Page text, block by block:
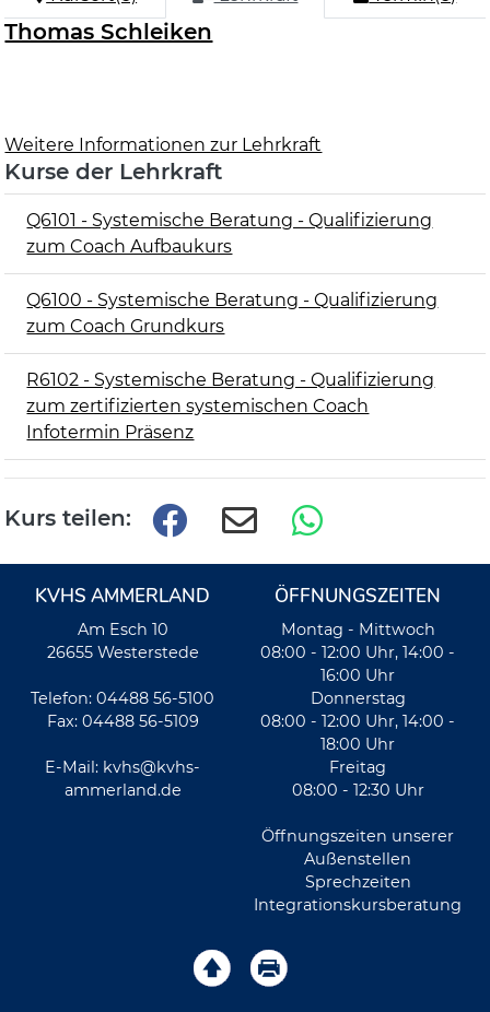
Thomas Schleiken
Weitere Informationen zur Lehrkraft
Kurse der Lehrkraft
Q6101 - Systemische Beratung - Qualifizierung
zum Coach Aufbaukurs
Q6100 - Systemische Beratung - Qualifizierung
zum Coach Grundkurs
R6102 - Systemische Beratung - Qualifizierung
zum zertifizierten systemischen Coach
Infotermin Präsenz
Kurs teilen:
KVHS AMMERLAND
Am Esch 10
26655 Westerstede
Telefon: 04488 56-5100
Fax: 04488 56-5109
E-Mail: kvhs@kvhs-
ammerland.de
ÖFFNUNGSZEITEN
Montag - Mittwoch
08:00 - 12:00 Uhr, 14:00 -
16:00 Uhr
Donnerstag
08:00 - 12:00 Uhr, 14:00 -
18:00 Uhr
Freitag
08:00 - 12:30 Uhr
Öffnungszeiten unserer
Außenstellen
Sprechzeiten
Integrationskursberatung